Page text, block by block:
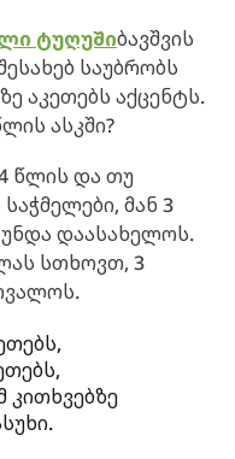
ტუღუშიბავშვის
საუბრობს
აკეთებს აქცენტს.
ასკში?
4 წლის და თუ
მან 3
უნდა დაასახელოს.
სთხოვთ, 3